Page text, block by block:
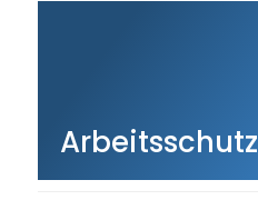
Arbeitsschutz